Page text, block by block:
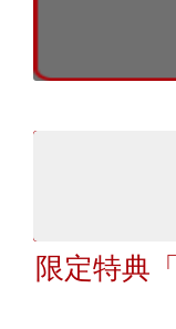
限定特典